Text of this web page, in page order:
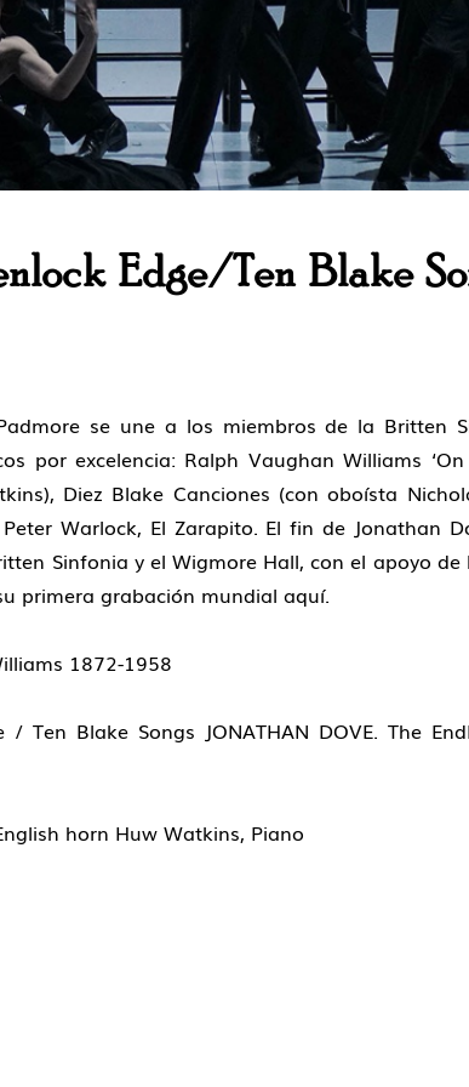
Edge/Ten Blake
se une a los miembros de la Britten
por excelencia: Ralph Vaughan Williams
Diez Blake Canciones (con oboísta
Warlock, El Zarapito. El fin de Jonathan
Sinfonia y el Wigmore Hall, con el apoyo de
primera grabación mundial aquí.
1872-1958
Ten Blake Songs JONATHAN DOVE. The
horn Huw Watkins, Piano